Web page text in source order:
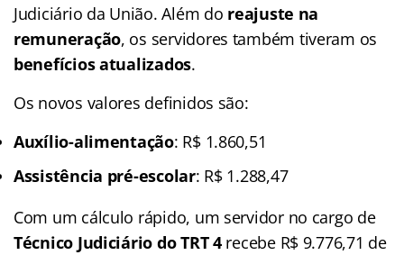
Judiciário da União. Além do reajuste na
remuneração, os servidores também tiveram os
benefícios atualizados.
Os novos valores definidos são:
Auxílio-alimentação: R$ 1.860,51
Assistência pré-escolar: R$ 1.288,47
Com um cálculo rápido, um servidor no cargo de
Técnico Judiciário do TRT 4recebe R$ 9.776,71 de